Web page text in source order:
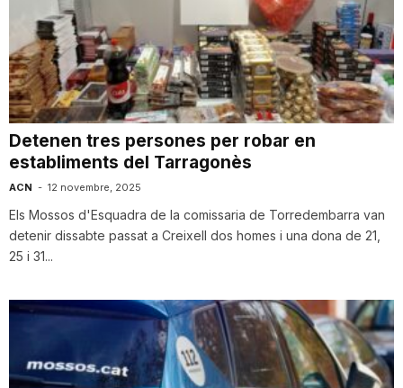
i
u
a
t
Detenen tres persones per robar en
establiments del Tarragonès
ACN - 12 novembre, 2025
Els Mossos d'Esquadra de la comissaria de Torredembarra van
detenir dissabte passat a Creixell dos homes i una dona de 21,
25 i 31...